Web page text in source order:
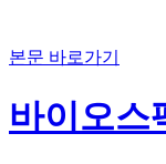
본문 바로가기
바이오스